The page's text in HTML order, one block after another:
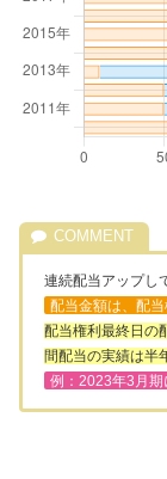
連続配当アップし
配当金額は、配
配当権利最終日の
間配当の実績は半
例：2023年3月期